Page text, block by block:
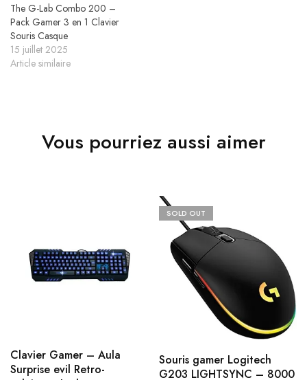
The G-Lab Combo 200 –
Pack Gamer 3 en 1 Clavier
Souris Casque
15 juillet 2025
Article similaire
Vous pourriez aussi aimer
Clavier Gamer – Aula
Surprise evil Retro-
SOLD OUT
Souris gamer Logitech
G203 LIGHTSYNC – 8000